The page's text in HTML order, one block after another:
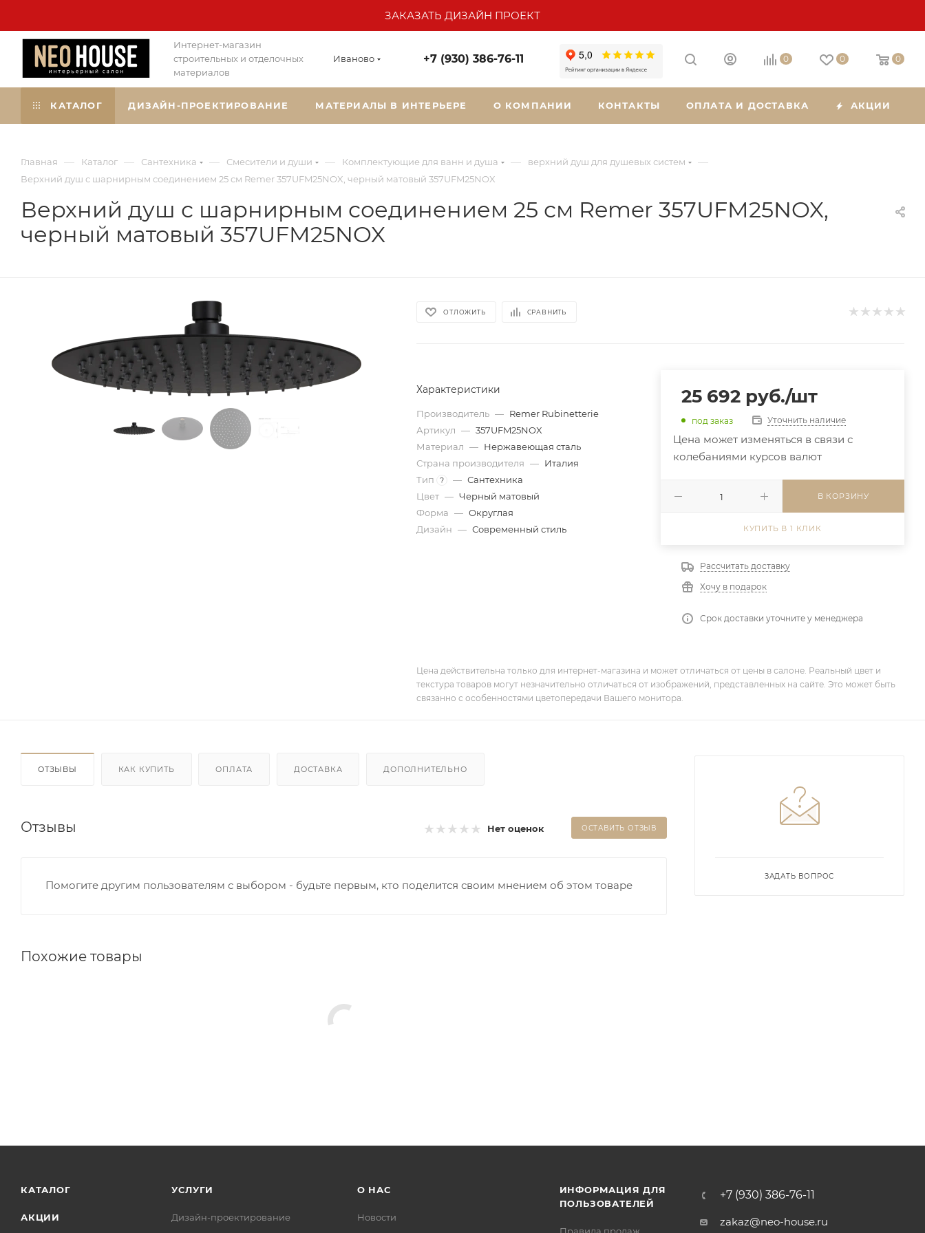
ЗАКАЗАТЬ ДИЗАЙН ПРОЕКТ
Интернет-магазин
строительных и отделочных
материалов
Иваново +7 (930) 386-76-11 0 0 0
КАТАЛОГ ДИЗАЙН-ПРОЕКТИРОВАНИЕ МАТЕРИАЛЫ В ИНТЕРЬЕРЕ О КОМПАНИИ КОНТАКТЫ ОПЛАТА И ДОСТАВКА АКЦИИ
Главная — Каталог — Сантехника — Смесители и души — Комплектующие для ванн и душа — верхний душ для душевых систем —
Верхний душ с шарнирным соединением 25 см Remer 357UFM25NOX, черный матовый 357UFM25NOX
Верхний душ с шарнирным соединением 25 см Remer 357UFM25NOX,
черный матовый 357UFM25NOX
ОТЛОЖИТЬ СРАВНИТЬ
Характеристики
Производитель — Remer Rubinetterie
Артикул — 357UFM25NOX
Материал — Нержавеющая сталь
Страна производителя — Италия
Тип
? — Сантехника
Цвет — Черный матовый
Форма — Округлая
Дизайн — Современный стиль
25 692руб./шт
под заказ Уточнить наличие
Цена может изменяться в связи с
колебаниями курсов валют
В КОРЗИНУ
КУПИТЬ В 1 КЛИК
Рассчитать доставку
Хочу в подарок
Срок доставки уточните у менеджера
Цена действительна только для интернет-магазина и может отличаться от цены в салоне. Реальный цвет и
текстура товаров могут незначительно отличаться от изображений, представленных на сайте. Это может быть
связанно с особенностями цветопередачи Вашего монитора.
ОТЗЫВЫ КАК КУПИТЬ ОПЛАТА ДОСТАВКА ДОПОЛНИТЕЛЬНО
Отзывы Нет оценок ОСТАВИТЬ ОТЗЫВ
Помогите другим пользователям с выбором - будьте первым, кто поделится своим мнением об этом товаре
Похожие товары
ЗАДАТЬ ВОПРОС
КАТАЛОГ
АКЦИИ
УСЛУГИ
Дизайн-проектирование
О НАС
Новости
ИНФОРМАЦИЯ ДЛЯ
ПОЛЬЗОВАТЕЛЕЙ
+7 (930) 386-76-11
zakaz@neo-house.ru